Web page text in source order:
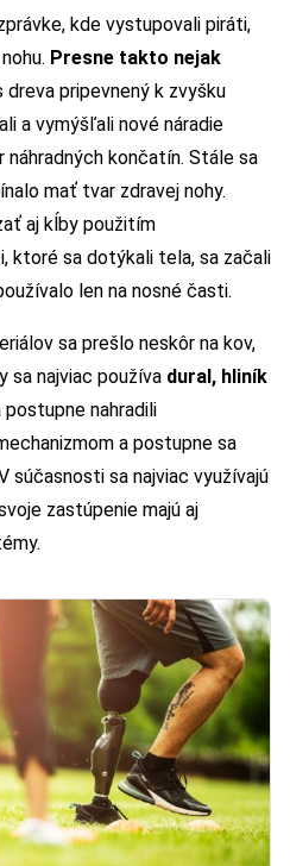
kde vystupovali piráti,
Presne takto nejak
dreva pripevnený k zvyšku
a vymýšľali nové náradie
náhradných končatín. Stále sa
mať tvar zdravej nohy.
aj kĺby použitím
ktoré sa dotýkali tela, sa začali
len na nosné časti.
sa prešlo neskôr na kov,
sa najviac používa dural, hliník
nahradili
a postupne sa
súčasnosti sa najviac využívajú
zastúpenie majú aj